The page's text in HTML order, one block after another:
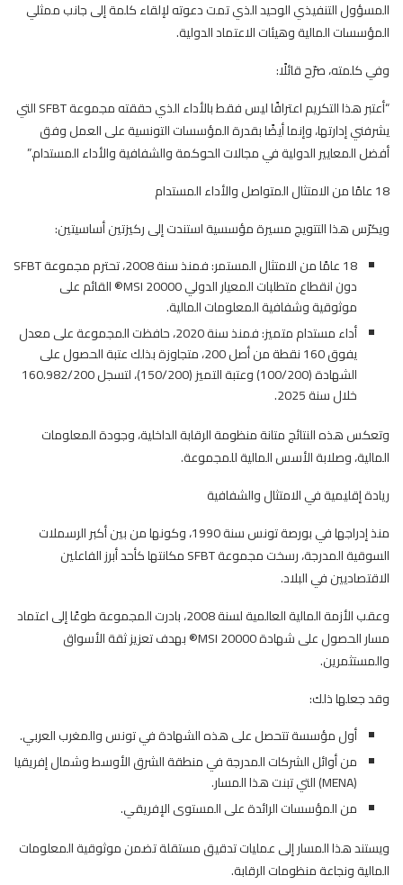
المسؤول التنفيذي الوحيد الذي تمت دعوته لإلقاء كلمة إلى جانب ممثلي
المؤسسات المالية وهيئات الاعتماد الدولية.
وفي كلمته، صرّح قائلًا:
“أعتبر هذا التكريم اعترافًا ليس فقط بالأداء الذي حققته مجموعة SFBT التي
يشرفني إدارتها، وإنما أيضًا بقدرة المؤسسات التونسية على العمل وفق
أفضل المعايير الدولية في مجالات الحوكمة والشفافية والأداء المستدام.”
18 عامًا من الامتثال المتواصل والأداء المستدام
ويكرّس هذا التتويج مسيرة مؤسسية استندت إلى ركيزتين أساسيتين:
18 عامًا من الامتثال المستمر: فمنذ سنة 2008، تحترم مجموعة SFBT
دون انقطاع متطلبات المعيار الدولي MSI 20000® القائم على
موثوقية وشفافية المعلومات المالية.
أداء مستدام متميز: فمنذ سنة 2020، حافظت المجموعة على معدل
يفوق 160 نقطة من أصل 200، متجاوزة بذلك عتبة الحصول على
الشهادة (100/200) وعتبة التميز (150/200)، لتسجل 160.982/200
خلال سنة 2025.
وتعكس هذه النتائج متانة منظومة الرقابة الداخلية، وجودة المعلومات
المالية، وصلابة الأسس المالية للمجموعة.
ريادة إقليمية في الامتثال والشفافية
منذ إدراجها في بورصة تونس سنة 1990، وكونها من بين أكبر الرسملات
السوقية المدرجة، رسخت مجموعة SFBT مكانتها كأحد أبرز الفاعلين
الاقتصاديين في البلاد.
وعقب الأزمة المالية العالمية لسنة 2008، بادرت المجموعة طوعًا إلى اعتماد
مسار الحصول على شهادة MSI 20000® بهدف تعزيز ثقة الأسواق
والمستثمرين.
وقد جعلها ذلك:
أول مؤسسة تتحصل على هذه الشهادة في تونس والمغرب العربي.
من أوائل الشركات المدرجة في منطقة الشرق الأوسط وشمال إفريقيا
(MENA) التي تبنت هذا المسار.
من المؤسسات الرائدة على المستوى الإفريقي.
ويستند هذا المسار إلى عمليات تدقيق مستقلة تضمن موثوقية المعلومات
المالية ونجاعة منظومات الرقابة.